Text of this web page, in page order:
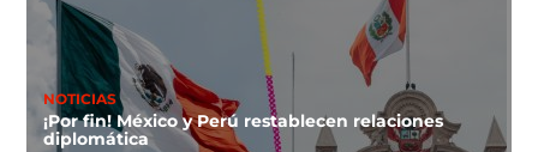
NOTICIAS
¡Por fin! México y Perú restablecen relaciones
diplomática